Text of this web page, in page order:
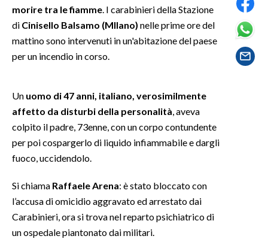
NOTIZIE
EVENTI
#CARAUNIONE
INSULARITÀ
INFO AZIENDE
morire tra le fiamme . I carabinieri della Stazione
di Cinisello Balsamo (MIlano) nelle prime ore del
mattino sono intervenuti in un'abitazione del paese
per un incendio in corso.
Un uomo di 47 anni, italiano, verosimilmente
affetto da disturbi della personalità , aveva
colpito il padre, 73enne, con un corpo contundente
per poi cospargerlo di liquido infiammabile e dargli
fuoco, uccidendolo.
Si chiama Raffaele Arena: è stato bloccato con
l’accusa di omicidio aggravato ed arrestato dai
Carabinieri, ora si trova nel reparto psichiatrico di
un ospedale piantonato dai militari.